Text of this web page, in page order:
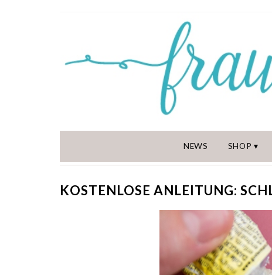
NEWS SHOP
KOSTENLOSE ANLEITUNG: